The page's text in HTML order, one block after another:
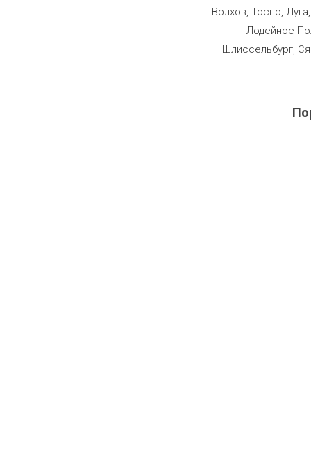
Волхов, Тосно,
Лодейное
Шлиссельбург,